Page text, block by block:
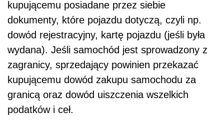
kupującemu posiadane przez siebie
dokumenty, które pojazdu dotyczą, czyli np.
dowód rejestracyjny, kartę pojazdu (jeśli była
wydana). Jeśli samochód jest sprowadzony z
zagranicy, sprzedający powinien przekazać
kupującemu dowód zakupu samochodu za
granicą oraz dowód uiszczenia wszelkich
podatków i ceł.